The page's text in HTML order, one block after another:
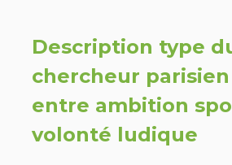
Description type
chercheur
entre ambition
volonté ludique